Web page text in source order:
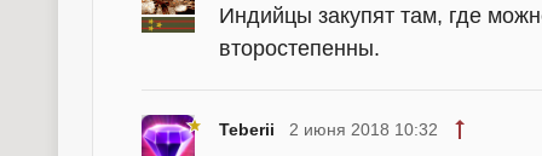
Индийцы закупят там, где
второстепенны.
Teberii 2 июня 2018 10:32